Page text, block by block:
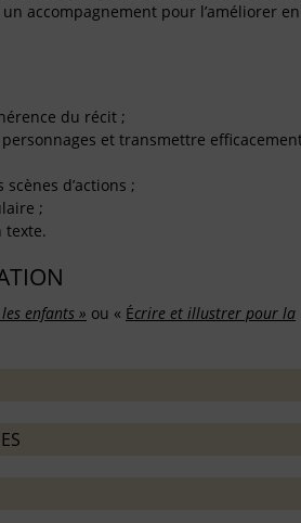
accompagnement pour l’améliorer
du récit ;
et transmettre
d’actions ;
;
texte.
enfants » ou « Écrire et illustrer pour la